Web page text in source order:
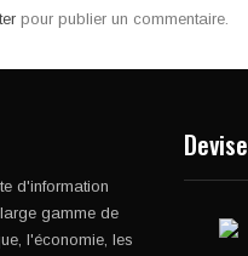
pour publier un commentaire.
d'information
gamme de
l'économie, les
Devise